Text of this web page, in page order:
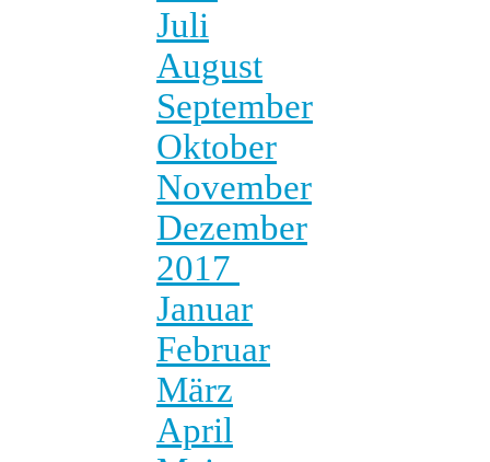
Juli
August
September
Oktober
November
Dezember
2017
Januar
Februar
März
April